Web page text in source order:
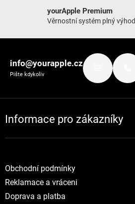
yourApple Premium
Věrnostní systém plný výhod
info@yourapple.cz
Pište kdykoliv
Informace pro zákazníky
Obchodní podmínky
Reklamace a vráceni
Doprava a platba